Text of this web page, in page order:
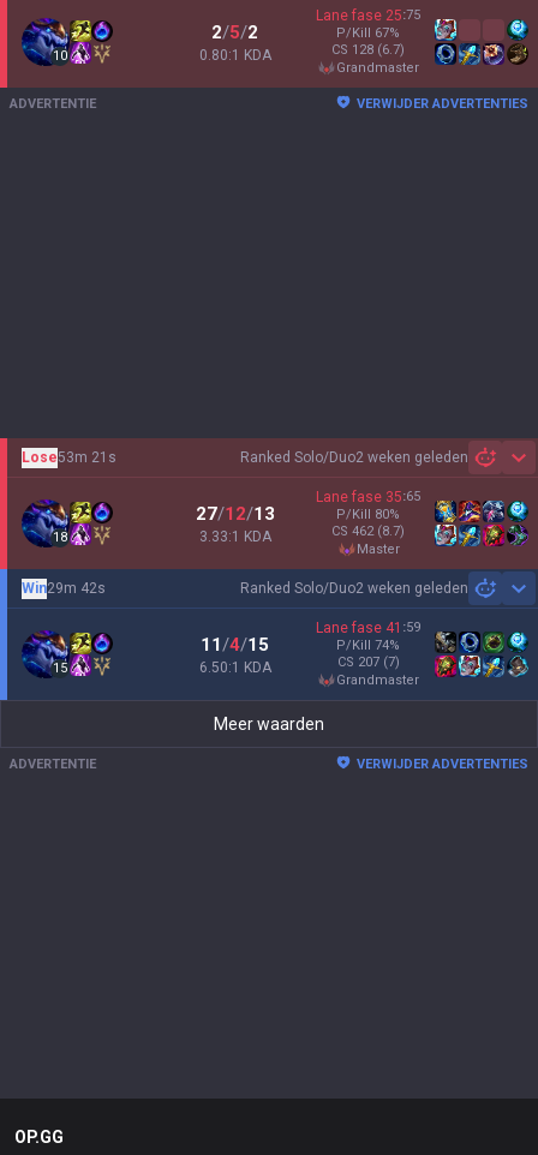
10
2/5/2
0.80:1 KDA
Lane fase 25:75
P/Kill 67%
CS 128 (6.7)
grandmaster
ADVERTENTIE VERWIJDER ADVERTENTIES
Ranked Solo/Duo2 weken geleden
Lose53m 21s
18
27/12/13
3.33:1 KDA
Lane fase 35:65
P/Kill 80%
CS 462 (8.7)
master
Ranked Solo/Duo2 weken geleden
Win29m 42s
15
11/4/15
6.50:1 KDA
Lane fase 41 :59
P/Kill 74%
CS 207 (7)
grandmaster
Meer waarden
ADVERTENTIE VERWIJDER ADVERTENTIES
OP.GG